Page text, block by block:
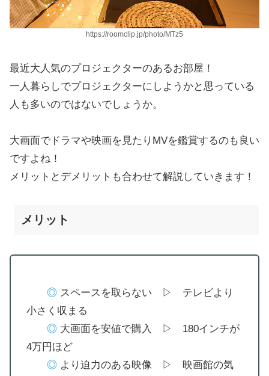
https://roomclip.jp/photo/MTz5
最近大人気のプロジェクターのあるお部屋！
一人暮らしでプロジェクターにしようかと思っている
人も多いのではないでしょうか。
大画面でドラマや映画を見たりMVを鑑賞するのも良い
ですよね！
メリットとデメリットも合わせて解説していきます！
メリット
◎ スペースを取らない ▷ テレビより
小さく収まる
◎ 大画面を安値で購入 ▷ 180インチが
4万円ほど
◎ より迫力のある映像 ▷ 映画館の気